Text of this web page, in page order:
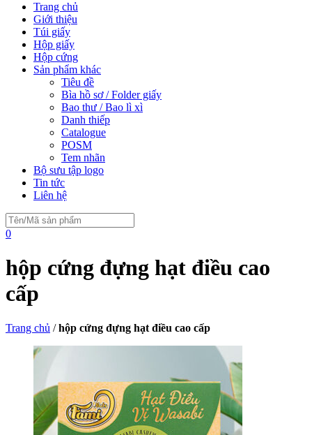
Trang chủ
Giới thiệu
Túi giấy
Hộp giấy
Hộp cứng
Sản phẩm khác
Tiêu đề
Bìa hồ sơ / Folder giấy
Bao thư / Bao lì xì
Danh thiếp
Catalogue
POSM
Tem nhãn
Bộ sưu tập logo
Tin tức
Liên hệ
0
hộp cứng đựng hạt điều cao
cấp
Trang chủ /hộp cứng đựng hạt điều cao cấp